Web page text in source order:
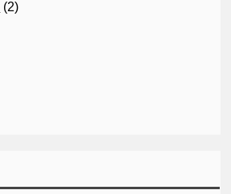
(2)